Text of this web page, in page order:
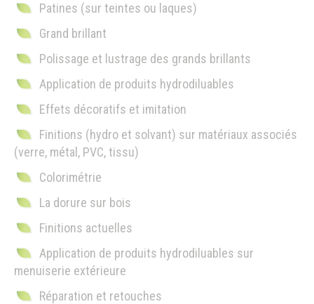
Patines (sur teintes ou laques)
Grand brillant
Polissage et lustrage des grands brillants
Application de produits hydrodiluables
Effets décoratifs et imitation
Finitions (hydro et solvant) sur matériaux associés
(verre, métal, PVC, tissu)
Colorimétrie
La dorure sur bois
Finitions actuelles
Application de produits hydrodiluables sur
menuiserie extérieure
Réparation et retouches